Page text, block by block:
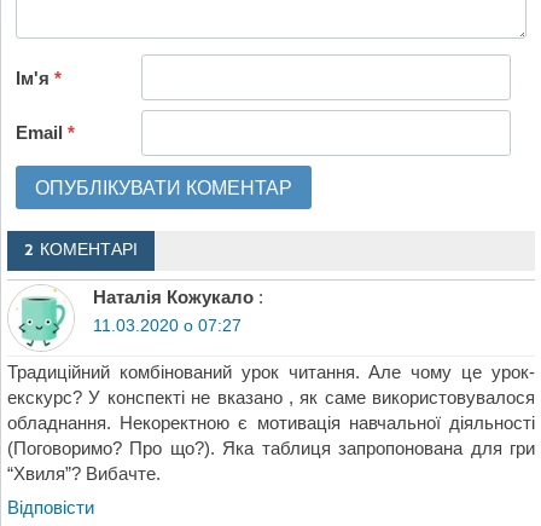
Ім'я*
Email*
2 КОМЕНТАРІ
Наталія Кожукало :
11.03.2020 о 07:27
Традиційний комбінований урок читання. Але чому це урок-
екскурс? У конспекті не вказано , як саме використовувалося
обладнання. Некоректною є мотивація навчальної діяльності
(Поговоримо? Про що?). Яка таблиця запропонована для гри
“Хвиля”? Вибачте.
Відповіcти